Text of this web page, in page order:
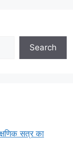
Search
सत्र का